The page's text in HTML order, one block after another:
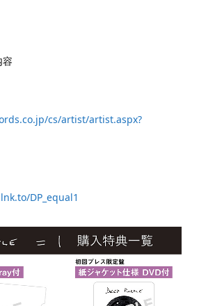
容
cs/artist/artist.aspx?
DP_equal1